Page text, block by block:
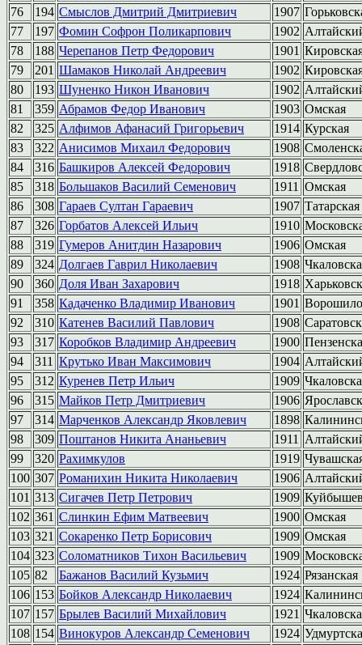
76
194 Смыслов Дмитрий Дмитриевич 1907
77
197 Фомин Софрон Поликарпович 1902
78
188 Черепанов Петр Федорович 1901
79
201 Шамаков Николай Андреевич 1902
80
193 Шуненко Никон Иванович 1902
81
359 Абрамов Федор Иванович 1903 Омская
82
325 Алфимов Афанасий Григорьевич 1914 Курская
83
322 Анисимов Михаил Федорович 1908
84
316 Башкиров Алексей Федорович 1918
85
318 Большаков Василий Семенович 1911 Омская
86
308 Гараев Султан Гараевич 1907 Татарская
87
326 Горбатов Алексей Ильич 1910
88
319 Гумеров Анитдин Назарович 1906 Омская
89
324 Долгаев Гаврил Николаевич 1908
90
360 Доля Иван Захарович 1918
91
358 Кадаченко Владимир Иванович 1901
92
310 Катенев Василий Павлович 1908
93
317 Коробков Владимир Андреевич 1900
94
311 Крутько Иван Максимович 1904
95
312 Куренев Петр Ильич 1909
96
315 Майков Петр Дмитриевич 1906
97
314 Марченков Александр Яковлевич 1898
98
309 Поштанов Никита Ананьевич 1911
99
320 Рахимкулов 1919
100 307 Романихин Никита Николаевич 1906
101 313 Сигачев Петр Петрович 1909
102 361 Слинкин Ефим Матвеевич 1900 Омская
103 321 Сокаренко Петр Борисович 1909 Омская
104 323 Соломатников Тихон Васильевич 1909
105 82 Бажанов Василий Кузьмич 1924 Рязанская
106 153 Бойков Александр Николаевич 1924
107 157 Брылев Василий Михайлович 1921
108 154 Винокуров Александр Семенович 1924